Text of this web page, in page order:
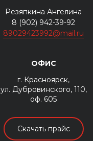
Резяпкина Ангелина
8 (902) 942-39-92
89029423992@mail.ru
ОФИС
г. Красноярск,
ул. Дубровинского, 110,
оф. 605
Скачать прайс